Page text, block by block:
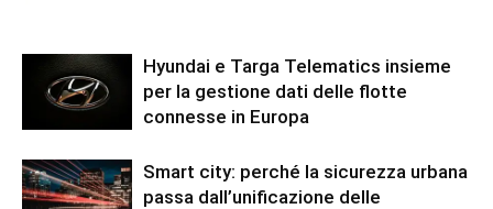
Hyundai e Targa Telematics insieme
per la gestione dati delle flotte
connesse in Europa
Smart city: perché la sicurezza urbana
passa dall’unificazione delle